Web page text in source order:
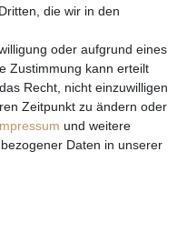
mit
die wir in den
oder aufgrund eines
Zustimmung kann erteilt
Recht, nicht einzuwilligen
Zeitpunkt zu ändern oder
und weitere
Daten in unserer